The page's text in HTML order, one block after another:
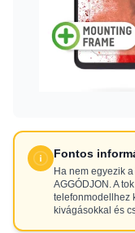
Fontos
Ha nem egyezik
AGGÓDJON. A
telefonmodellhez
kivágásokkal és